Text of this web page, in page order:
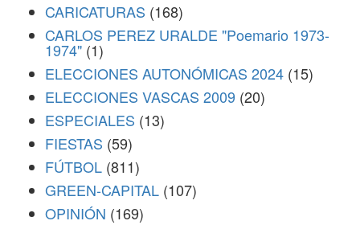
CARICATURAS (168)
CARLOS PEREZ URALDE "Poemario 1973-
1974" (1)
ELECCIONES AUTONÓMICAS 2024 (15)
ELECCIONES VASCAS 2009 (20)
ESPECIALES (13)
FIESTAS (59)
FÚTBOL (811)
GREEN-CAPITAL (107)
OPINIÓN (169)